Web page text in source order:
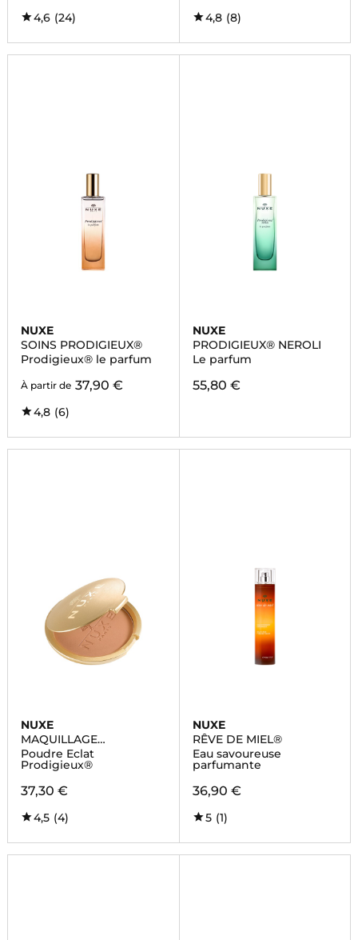
4,6 (24) 4,8 (8)
NUXE
SOINS PRODIGIEUX®
Prodigieux® le parfum
À partir de 37,90 €
4,8 (6)
NUXE
PRODIGIEUX® NEROLI
Le parfum
55,80 €
NUXE
MAQUILLAGE
PRODIGIEUX
Poudre Eclat
Prodigieux®
37,30 €
4,5 (4)
NUXE
RÊVE DE MIEL®
Eau savoureuse
parfumante
36,90 €
5 (1)